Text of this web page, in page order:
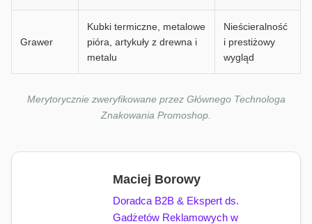
Grawer
Kubki termiczne, metalowe
pióra, artykuły z drewna i
metalu
Nieścieralność
i prestiżowy
wygląd
Merytorycznie zweryfikowane przez Głównego Technologa
Znakowania Promoshop.
Maciej Borowy
Doradca B2B & Ekspert ds.
Gadżetów Reklamowych w